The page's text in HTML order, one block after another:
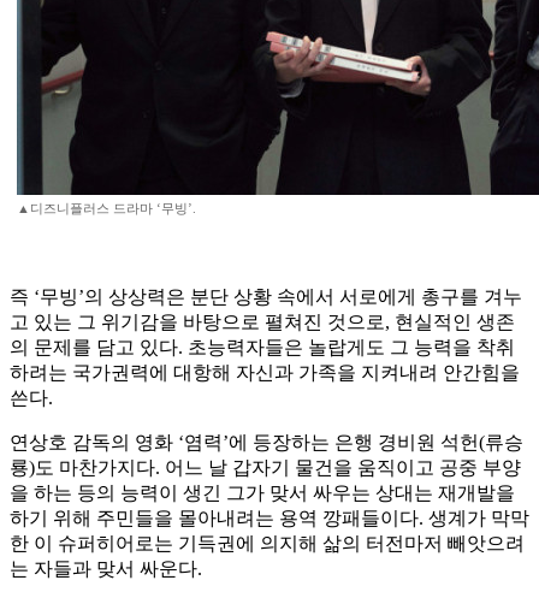
▲디즈니플러스 드라마 ‘무빙’.
즉 ‘무빙’의 상상력은 분단 상황 속에서 서로에게 총구를 겨누
고 있는 그 위기감을 바탕으로 펼쳐진 것으로, 현실적인 생존
의 문제를 담고 있다. 초능력자들은 놀랍게도 그 능력을 착취
하려는 국가권력에 대항해 자신과 가족을 지켜내려 안간힘을
쓴다.
연상호 감독의 영화 ‘염력’에 등장하는 은행 경비원 석헌(류승
룡)도 마찬가지다. 어느 날 갑자기 물건을 움직이고 공중 부양
을 하는 등의 능력이 생긴 그가 맞서 싸우는 상대는 재개발을
하기 위해 주민들을 몰아내려는 용역 깡패들이다. 생계가 막막
한 이 슈퍼히어로는 기득권에 의지해 삶의 터전마저 빼앗으려
는 자들과 맞서 싸운다.